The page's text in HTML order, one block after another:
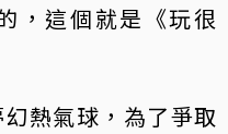
，這個就是《玩很
熱氣球，為了爭取